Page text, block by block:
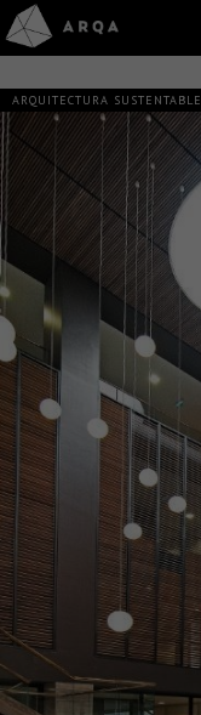
ARQUITECTURA SUSTENTABLE